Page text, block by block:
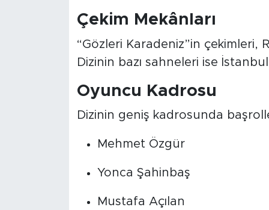
Çekim Mekânları
“Gözleri Karadeniz”in çekimleri,
Dizinin bazı sahneleri ise
Oyuncu Kadrosu
Dizinin geniş kadrosunda
Mehmet Özgür
Yonca Şahinbaş
Mustafa Açılan